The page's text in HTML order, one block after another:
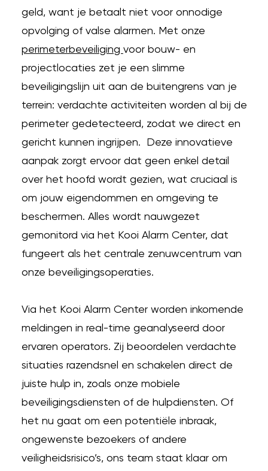
geld, want je betaalt niet voor onnodige
opvolging of valse alarmen. Met onze
perimeterbeveiliging voor bouw- en
projectlocaties zet je een slimme
beveiligingslijn uit aan de buitengrens van je
terrein: verdachte activiteiten worden al bij de
perimeter gedetecteerd, zodat we direct en
gericht kunnen ingrijpen. Deze innovatieve
aanpak zorgt ervoor dat geen enkel detail
over het hoofd wordt gezien, wat cruciaal is
om jouw eigendommen en omgeving te
beschermen. Alles wordt nauwgezet
gemonitord via het Kooi Alarm Center, dat
fungeert als het centrale zenuwcentrum van
onze beveiligingsoperaties.
Via het Kooi Alarm Center worden inkomende
meldingen in real-time geanalyseerd door
ervaren operators. Zij beoordelen verdachte
situaties razendsnel en schakelen direct de
juiste hulp in, zoals onze mobiele
beveiligingsdiensten of de hulpdiensten. Of
het nu gaat om een potentiële inbraak,
ongewenste bezoekers of andere
veiligheidsrisico’s, ons team staat klaar om